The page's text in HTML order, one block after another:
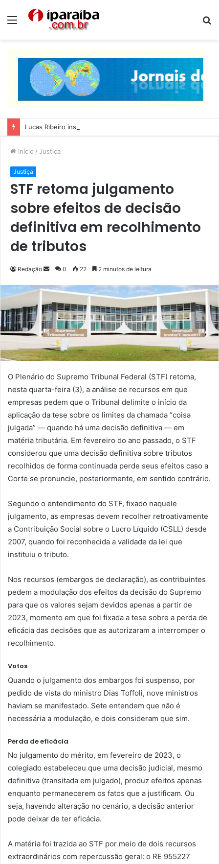
Menu
Início / Justiça
Justiça
STF retoma julgamento
sobre efeitos de decisão
definitiva em recolhimento
de tributos
Redação
n
d
u
m
e
-
m
a
0 22 2 minutos de leitura
O Plenário do Supremo Tribunal Federal (STF) retoma,
nesta quarta-feira (3), a análise de recursos em que
empresas pedem que o Tribunal delimite o início da
aplicação da tese sobre os limites da chamada “coisa
julgada” — quando há uma decisão definitiva — em
matéria tributária. Em fevereiro do ano passado, o STF
considerou que uma decisão definitiva sobre tributos
recolhidos de forma continuada perde seus efeitos caso a
Corte se pronuncie, posteriormente, em sentido contrário.
Segundo o entendimento do STF, fixado naquele
julgamento, as empresas devem recolher retroativamente
a Contribuição Social sobre o Lucro Líquido (CSLL) desde
2007, quando foi reconhecida a validade da lei que
instituiu o tributo.
Nos recursos (embargos de declaração), as contribuintes
pedem a modulação dos efeitos da decisão do Supremo
para que os valores sejam devidos apenas a partir de
2023, momento em que foi fixada a tese sobre a perda de
eficácia das decisões que as autorizaram a interromper o
recolhimento.
Votos
Quando o julgamento dos embargos foi suspenso, por
pedido de vista do ministro Dias Toffoli, nove ministros
haviam se manifestado. Sete entendem que não é
necessária a modulação, e dois consideram que sim.
Perda de eficácia
No julgamento do mérito, em fevereiro de 2023, o
colegiado estabeleceu que uma decisão judicial, mesmo
definitiva (transitada em julgado), produz efeitos apenas
enquanto permanecerem os fatos que a justificam. Ou
seja, havendo alteração no cenário, a decisão anterior
pode deixar de ter eficácia.
A matéria foi trazida ao STF por meio de dois recursos
extraordinários com repercussão geral: o RE 955227